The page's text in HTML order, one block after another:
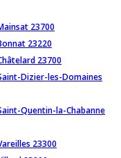
23700
23220
23700
Dizier-les-Domaines
Quentin-la-Chabanne
23300